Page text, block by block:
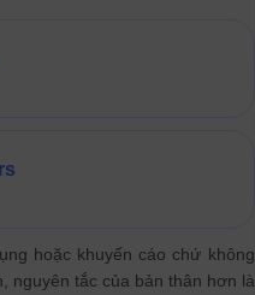
hoặc khuyến cáo chứ không
nguyên tắc của bản thân hơn là